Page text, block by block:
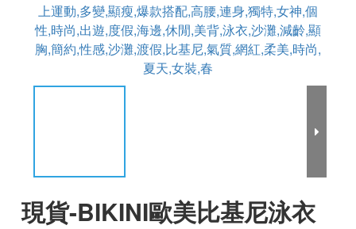
現貨-BIKINI歐美比基尼泳衣